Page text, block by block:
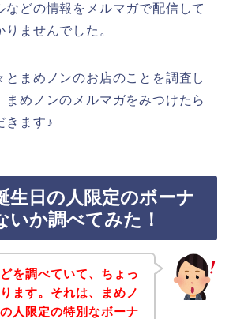
などの情報をメルマガで配信して
ませんでした。
とまめノンのお店のことを調査し
まめノンのメルマガをみつけたら
きます♪
生日の人限定のボーナ
いか調べてみた！
を調べていて、ちょっ
ます。それは、まめノ
人限定の特別なボーナ